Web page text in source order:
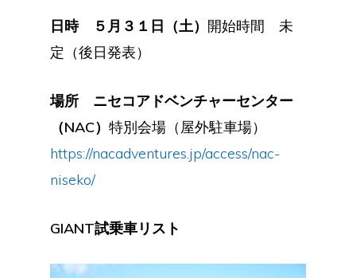
日時 ５月３１日（土） 開始時間 未
定（後日発表）
場所 ニセコアドベンチャーセンター
（NAC） 特別会場（屋外駐車場）
https://nacadventures.jp/access/nac-
niseko/
GIANT試乗車リスト